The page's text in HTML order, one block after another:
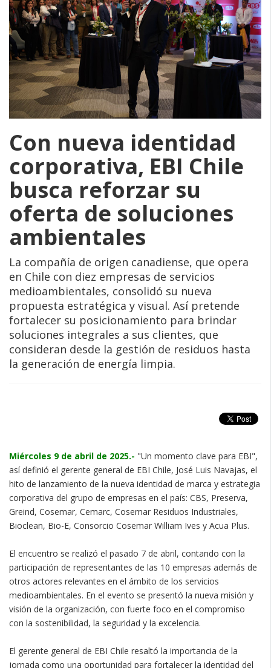
Con nueva identidad
corporativa, EBI Chile
busca reforzar su
oferta de soluciones
ambientales
La compañía de origen canadiense, que opera
en Chile con diez empresas de servicios
medioambientales, consolidó su nueva
propuesta estratégica y visual. Así pretende
fortalecer su posicionamiento para brindar
soluciones integrales a sus clientes, que
consideran desde la gestión de residuos hasta
la generación de energía limpia.
Miércoles 9 de abril de 2025.- "Un momento clave para EBI",
así definió el gerente general de EBI Chile, José Luis Navajas, el
hito de lanzamiento de la nueva identidad de marca y estrategia
corporativa del grupo de empresas en el país: CBS, Preserva,
Greind, Cosemar, Cemarc, Cosemar Residuos Industriales,
Bioclean, Bio-E, Consorcio Cosemar William Ives y Acua Plus.
El encuentro se realizó el pasado 7 de abril, contando con la
participación de representantes de las 10 empresas además de
otros actores relevantes en el ámbito de los servicios
medioambientales. En el evento se presentó la nueva misión y
visión de la organización, con fuerte foco en el compromiso
con la sostenibilidad, la seguridad y la excelencia.
El gerente general de EBI Chile resaltó la importancia de la
jornada como una oportunidad para fortalecer la identidad del